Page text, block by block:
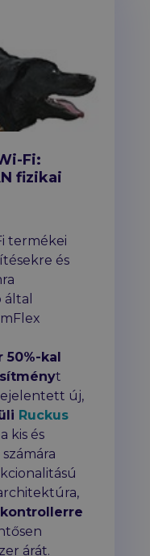
Fi:
fizikai
termékei
és
50%-kal
t
új,
Ruckus
kis és
árát.